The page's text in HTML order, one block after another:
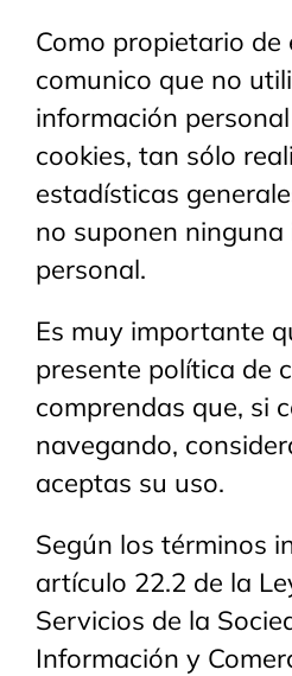
Como propietario
comunico que no
información
cookies, tan sólo
estadísticas
no suponen
personal.
Es muy importante
presente política de
comprendas que, si
navegando,
aceptas su uso.
Según los términos
artículo 22.2 de la
Servicios de la
Información y